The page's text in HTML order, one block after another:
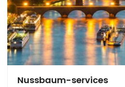
Nussbaum-services